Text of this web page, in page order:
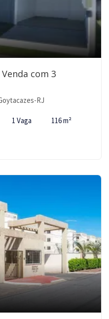
com 3
RJ
1 Vaga 116 m²